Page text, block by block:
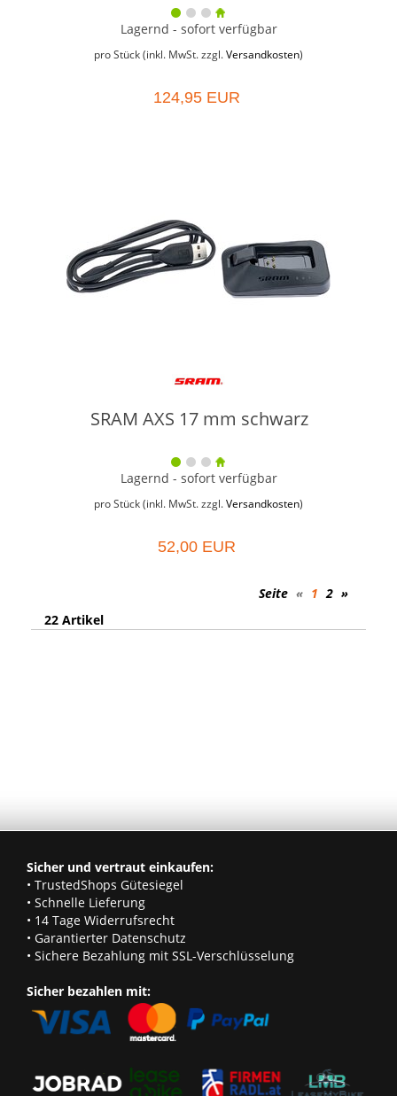
Lagernd - sofort verfügbar
pro Stück (inkl. MwSt. zzgl. Versandkosten)
124,95 EUR
SRAM AXS 17 mm schwarz
Lagernd - sofort verfügbar
pro Stück (inkl. MwSt. zzgl. Versandkosten)
52,00 EUR
Seite « 1 2 »
22 Artikel
Sicher und vertraut einkaufen:
• TrustedShops Gütesiegel
• Schnelle Lieferung
• 14 Tage Widerrufsrecht
• Garantierter Datenschutz
• Sichere Bezahlung mit SSL-Verschlüsselung
Sicher bezahlen mit: